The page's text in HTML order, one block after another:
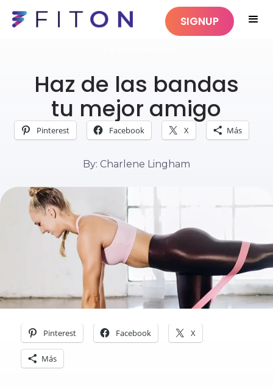
SIGNUP
Haz de las bandas
tu mejor amigo
Pinterest Facebook X Más
By: Charlene Lingham
Pinterest Facebook X
Más